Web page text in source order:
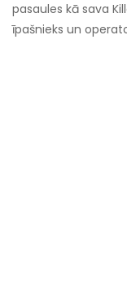
pasaules kā sava
īpašnieks un